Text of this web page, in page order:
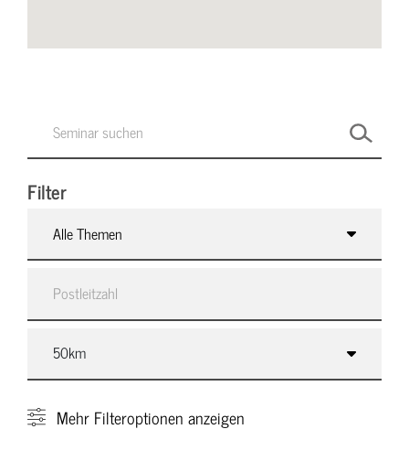
Filter
Alle Themen
Mehr Filteroptionen anzeigen